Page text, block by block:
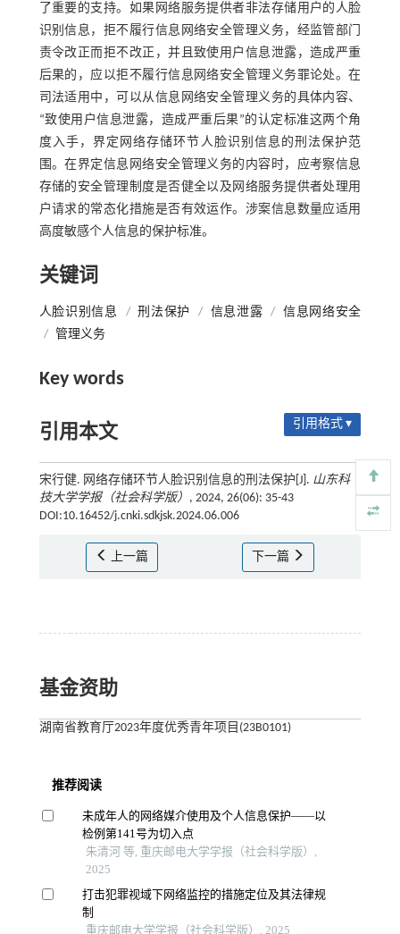
了重要的支持。如果网络服务提供者非法存储用户的人脸
识别信息，拒不履行信息网络安全管理义务，经监管部门
责令改正而拒不改正，并且致使用户信息泄露，造成严重
后果的，应以拒不履行信息网络安全管理义务罪论处。在
司法适用中，可以从信息网络安全管理义务的具体内容、
“致使用户信息泄露，造成严重后果”的认定标准这两个角
度入手，界定网络存储环节人脸识别信息的刑法保护范
围。在界定信息网络安全管理义务的内容时，应考察信息
存储的安全管理制度是否健全以及网络服务提供者处理用
户请求的常态化措施是否有效运作。涉案信息数量应适用
高度敏感个人信息的保护标准。
关键词
人脸识别信息 / 刑法保护 / 信息泄露 / 信息网络安全
/ 管理义务
Key words
引用本文 引用格式 ▾
宋行健. 网络存储环节人脸识别信息的刑法保护[J]. 山东科
技大学学报（社会科学版） , 2024, 26(06): 35-43
DOI:10.16452/j.cnki.sdkjsk.2024.06.006
上一篇 下一篇
基金资助
湖南省教育厅2023年度优秀青年项目(23B0101)